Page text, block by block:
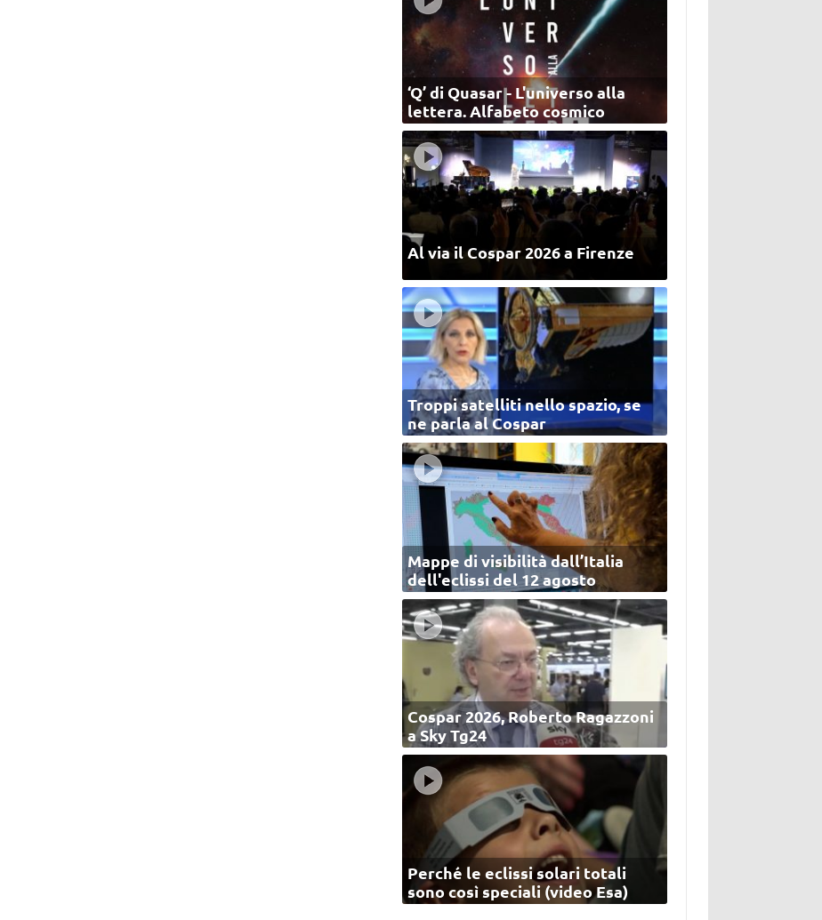
‘Q’ di Quasar - L'universo alla
lettera. Alfabeto cosmico
Al via il Cospar 2026 a Firenze
Troppi satelliti nello spazio, se
ne parla al Cospar
Mappe di visibilità dall’Italia
dell'eclissi del 12 agosto
Cospar 2026, Roberto Ragazzoni
a Sky Tg24
Perché le eclissi solari totali
sono così speciali (video Esa)